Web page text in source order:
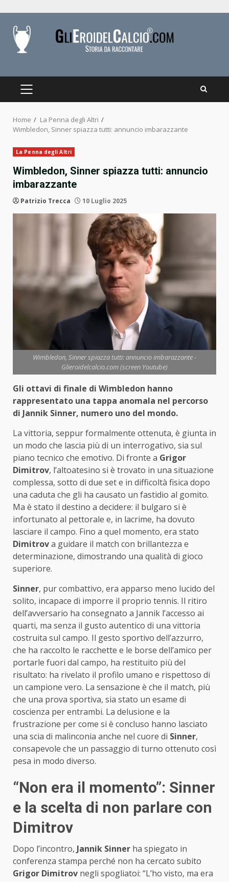
content
PRIMARY
Home
La Penna degli Altri
Wimbledon, Sinner spiazza tutti: annuncio imbarazzante
La Penna degli Altri
Wimbledon, Sinner spiazza tutti: annuncio
imbarazzante
Patrizio Trecca 10 Luglio 2025
Wimbledon, Sinner spiazza tutti: annuncio imbarazzante -
Glieroidelcalcio.com (screen Youtube)
Gli ottavi di finale di Wimbledon hanno
rappresentato una tappa anomala nel percorso
di Jannik Sinner, numero uno del mondo.
La vittoria, seppur formalmente ottenuta, è giunta in
un modo che lascia più di un interrogativo, sia sul
piano tecnico che emotivo. Di fronte a Grigor
Dimitrov, l’altoatesino si è trovato in una situazione
complessa, sotto di due set e in difficoltà fisica dopo
una caduta che gli ha causato un fastidio al gomito.
Ma è stato il destino a decidere: il bulgaro si è
infortunato al pettorale e, in lacrime, ha dovuto
lasciare il campo. Fino a quel momento, era stato
Dimitrova guidare il match con brillantezza e
determinazione, dimostrando una qualità di gioco
superiore.
Sinner, pur combattivo, era apparso meno lucido del
solito, incapace di imporre il proprio tennis. Il ritiro
dell’avversario ha consegnato a Jannik l’accesso ai
quarti, ma senza il gusto autentico di una vittoria
costruita sul campo. Il gesto sportivo dell’azzurro,
che ha raccolto le racchette e le borse dell’amico per
portarle fuori dal campo, ha restituito più del
risultato: ha rivelato il profilo umano e rispettoso di
un campione vero. La sensazione è che il match, più
che una prova sportiva, sia stato un esame di
coscienza per entrambi. La delusione e la
frustrazione per come si è concluso hanno lasciato
una scia di malinconia anche nel cuore di Sinner,
consapevole che un passaggio di turno ottenuto così
pesa in modo diverso.
“Non era il momento”: Sinner
e la scelta di non parlare con
Dimitrov
Dopo l’incontro, Jannik Sinner ha spiegato in
conferenza stampa perché non ha cercato subito
Grigor Dimitrov negli spogliatoi: “L’ho visto, ma era